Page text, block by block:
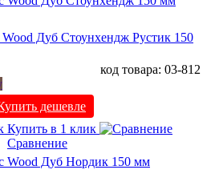
Дуб Стоунхендж Рустик 150
код товара: 03-812
дешевле
Купить в 1 клик
Сравнение